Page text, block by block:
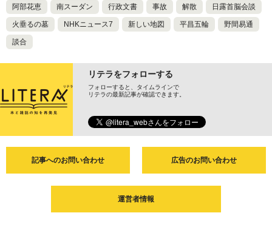
阿部花恵 南スーダン 行政文書 事故 解散 日露首脳会談
火垂るの墓 NHKニュース7 新しい地図 平昌五輪 野間易通
談合
リテラをフォローする
フォローすると、タイムラインで
リテラの最新記事が確認できます。
記事へのお問い合わせ 広告のお問い合わせ
運営者情報